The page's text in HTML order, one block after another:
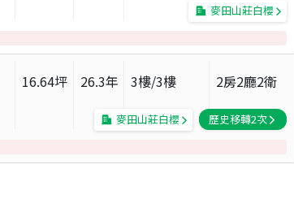
麥田山莊白櫻
16.64坪 26.3年 3樓/3樓 2房2廳2衛
麥田山莊白櫻 歷史移轉2次